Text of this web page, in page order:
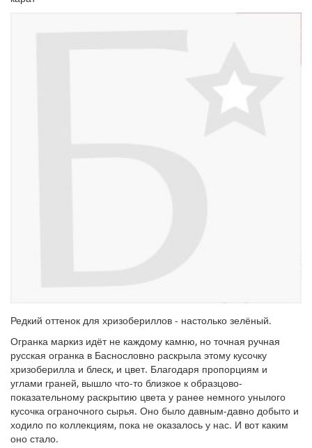
Редкий оттенок для хризобериллов - настолько зелёный.
Огранка маркиз идёт не каждому камню, но точная ручная
русская огранка в Баснословно раскрыла этому кусочку
хризоберилла и блеск, и цвет. Благодаря пропорциям и
углами граней, вышло что-то близкое к образцово-
показательному раскрытию цвета у ранее немного унылого
кусочка ограночного сырья. Оно было давным-давно добыто и
ходило по коллекциям, пока не оказалось у нас. И вот каким
оно стало.